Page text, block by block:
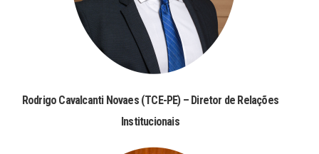
Rodrigo Cavalcanti Novaes (TCE-PE) – Diretor de Relações
Institucionais